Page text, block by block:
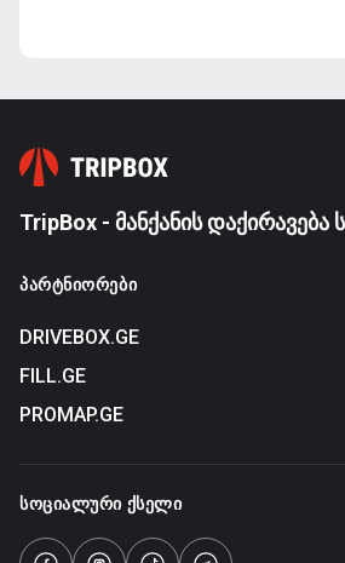
TripBox - მანქანის
ᲞᲐᲠᲢᲜᲘᲝᲠᲔᲑᲘ
DRIVEBOX.GE
FILL.GE
PROMAP.GE
ᲡᲝᲪᲘᲐᲚᲣᲠᲘ ᲥᲡᲔᲚᲘ